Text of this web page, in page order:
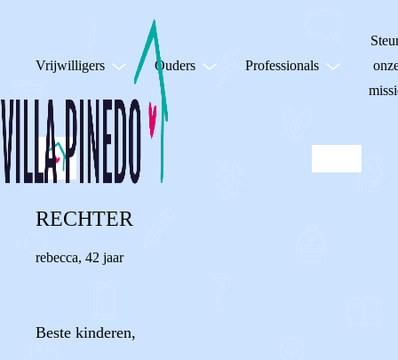
Vrijwilligers Ouders Professionals
RECHTER
rebecca, 42 jaar
Beste kinderen,